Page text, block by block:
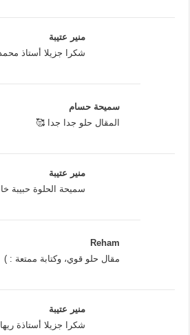
منير عتيبة
شكرا جزيلا أستاذ
سميحة حسام
المقال حلو جدا جدا 🥰
منير عتيبة
سميحة الحلوة حبيبة
Reham
مقال حلو قوي، وكتابة ممتعة : )
منير عتيبة
شكرا جزيلا أستاذة